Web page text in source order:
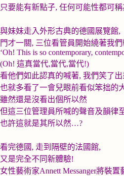
只要能有新點子, 任何可能性都可
與妹妹走入外形古典的德國展覽館,
門才一關, 三位看管員開始繞著我
‘Oh! This is so contemporary,
(Oh! 這真當代,當代,當代!)
看他們如此認真的喊著, 我們笑了出
也就多看了一會兒眼前看似笨拙的
雖然還是沒看出個所以然
但這三位管理員所喊的聲音及韻律
也許這就是其所以然…?
看完德國 , 走到隔壁的法國館,
又是完全不同新體驗!
女性藝術家Annett Messanger將裝置